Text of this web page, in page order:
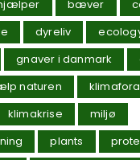
bæver
dyreliv
gnaver i danmark
naturen
klimakrise
miljø
plants